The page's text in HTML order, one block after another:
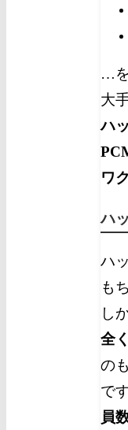
…
大
ハ
ワ
ハ
ハ
も
し
全
の
で
員